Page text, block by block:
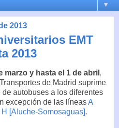
▼
2013
EMT
2013
marzo y hasta el 1 de abril ,
de Madrid suprime
autobuses a los diferentes
excepción de las líneasA
H [Aluche-Somosaguas].